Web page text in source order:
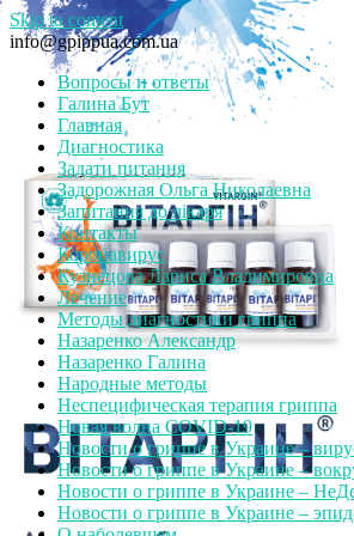
Skip to content
info@gpippua.com.ua
Вопросы и ответы
Галина Бут
Главная
Диагностика
Задати питання
Задорожная Ольга Николаевна
Запитання до лікаря
Контакты
Коронавирус
Кузнецова Лариса Владимировна
Лечение
Методы диагностики гриппа
Назаренко Александр
Назаренко Галина
Народные методы
Неспецифическая терапия гриппа
Новая волна COVID-19
Новости о гриппе в Украине –
Новости о гриппе в Украине –
Новости о гриппе в Украине –
Новости о гриппе в Украине –